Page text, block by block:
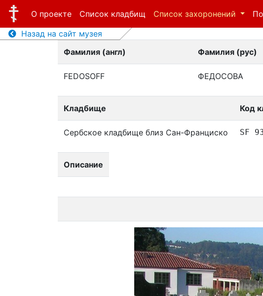
О проекте Список кладбищ Список захоронений
Назад на сайт музея
Фамилия (англ)
Фамилия (рус)
FEDOSOFF ФЕДОСОВА
Кладбище Код
Сербское кладбище близ Сан-Франциско SF
Описание